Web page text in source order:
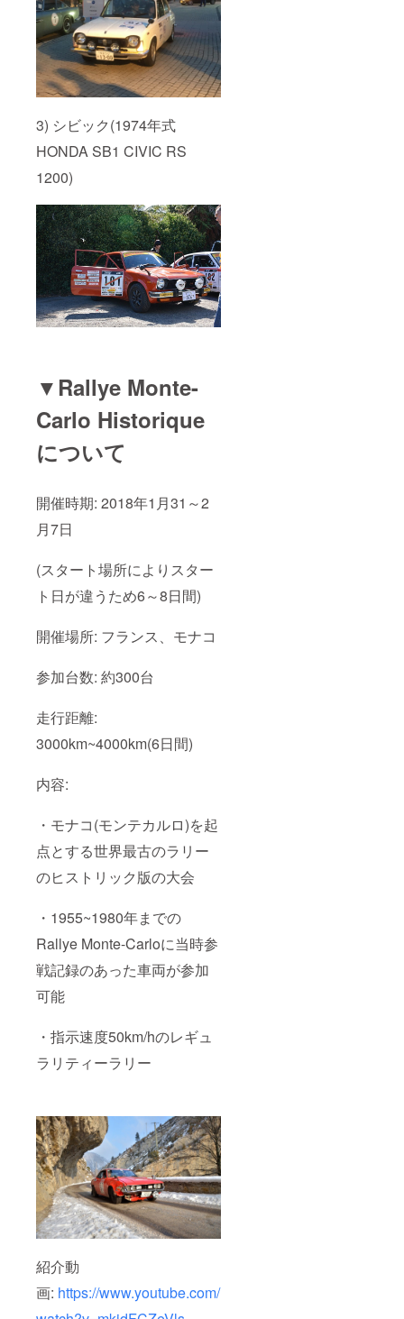
3) シビック(1974年式
HONDA SB1 CIVIC RS
1200)
▼Rallye Monte-
Carlo Historique
について
開催時期: 2018年1月31～2
月7日
(スタート場所によりスター
ト日が違うため6～8日間)
開催場所: フランス、モナコ
参加台数: 約300台
走行距離:
3000km~4000km(6日間)
内容:
・モナコ(モンテカルロ)を起
点とする世界最古のラリー
のヒストリック版の大会
・1955~1980年までの
Rallye Monte-Carloに当時参
戦記録のあった車両が参加
可能
・指示速度50km/hのレギュ
ラリティーラリー
紹介動
画: https://www.youtube.com/